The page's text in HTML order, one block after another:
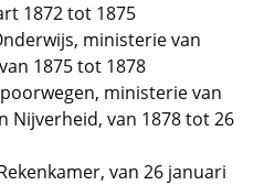
1872 tot 1875
ministerie van
1875 tot 1878
ministerie van
Nijverheid, van 1878 tot 26
van 26 januari